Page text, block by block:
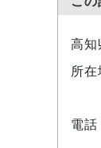
高知
所在
電話